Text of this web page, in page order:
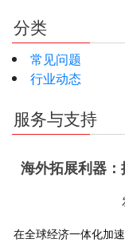
分类
常见问题
行业动态
服务与支持
海外拓展利器
在全球经济一体化加